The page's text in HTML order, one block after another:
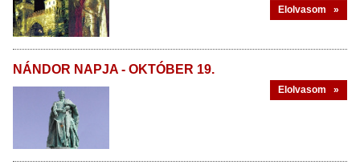
Elolvasom »
NÁNDOR NAPJA - OKTÓBER 19.
Elolvasom »